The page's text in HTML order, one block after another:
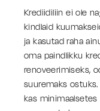
Krediidiliin ei ole
kindlaid
ja kasutad raha
oma paindlikku
renoveerimiseks,
suuremaks
kas